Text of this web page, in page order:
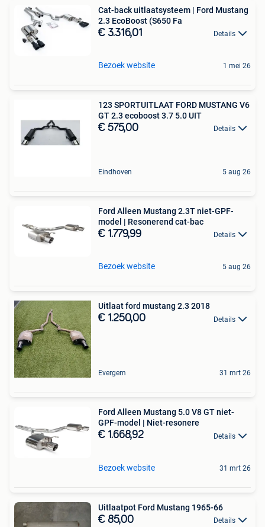
Cat-back uitlaatsysteem | Ford Mustang
2.3 EcoBoost (S650 Fa
€ 3.316,01 Details
Bezoek website 1 mei 26
123 SPORTUITLAAT FORD MUSTANG V6
GT 2.3 ecoboost 3.7 5.0 UIT
€ 575,00 Details
Eindhoven 5 aug 26
Ford Alleen Mustang 2.3T niet-GPF-
model | Resonerend cat-bac
€ 1.779,99 Details
Bezoek website 5 aug 26
Uitlaat ford mustang 2.3 2018
€ 1.250,00 Details
Evergem 31 mrt 26
Ford Alleen Mustang 5.0 V8 GT niet-
GPF-model | Niet-resonere
€ 1.668,92 Details
Bezoek website 31 mrt 26
Uitlaatpot Ford Mustang 1965-66
€ 85,00 Details